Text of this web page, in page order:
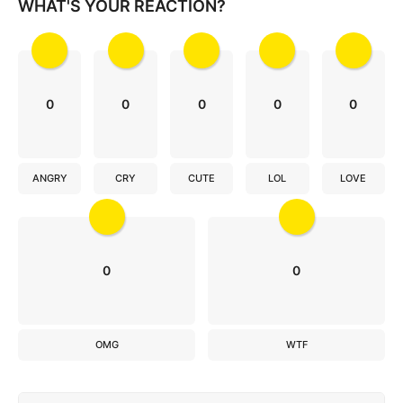
n
WHAT'S YOUR REACTION?
0
ANGRY
0
CRY
0
CUTE
0
LOL
0
LOVE
0
OMG
0
WTF